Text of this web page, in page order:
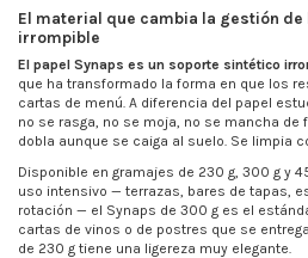
El material que cambia la gestión de
irrompible
El papel Synaps es un soporte sintético
que ha transformado la forma en que los
cartas de menú. A diferencia del papel
no se rasga, no se moja, no se mancha de
dobla aunque se caiga al suelo. Se limpia
Disponible en gramajes de 230 g, 300 g y
uso intensivo — terrazas, bares de tapas,
rotación — el Synaps de 300 g es el
cartas de vinos o de postres que se
de 230 g tiene una ligereza muy elegante.